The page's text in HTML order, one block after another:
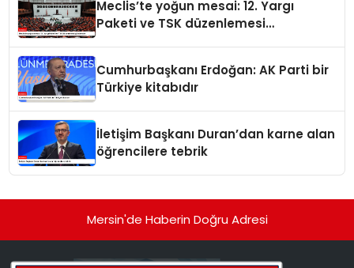
Meclis’te yoğun mesai: 12. Yargı
Paketi ve TSK düzenlemesi
Cumhurbaşkanı Erdoğan: AK Parti bir
Türkiye kitabıdır
İletişim Başkanı Duran’dan karne alan
öğrencilere tebrik
Mersin'de Haberin Doğru Adresi